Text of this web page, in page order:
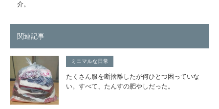
介。
関連記事
ミニマルな日常
たくさん服を断捨離したが何ひとつ困っていな
い。すべて、たんすの肥やしだった。